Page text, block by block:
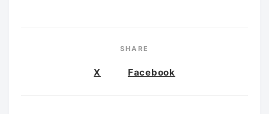
SHARE
X Facebook